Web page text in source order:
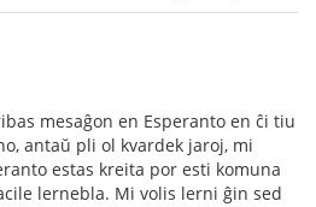
mesaĝon en Esperanto en ĉi tiu
antaŭ pli ol kvardek jaroj, mi
estas kreita por esti komuna
lernebla. Mi volis lerni ĝin sed